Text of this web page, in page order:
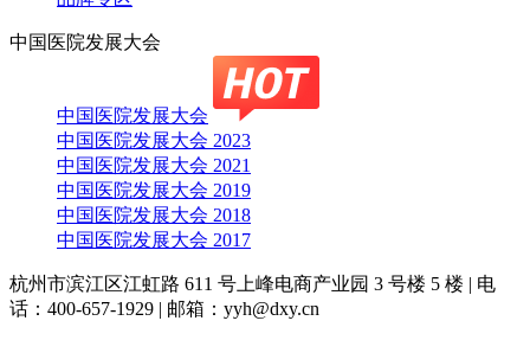
中国医院发展大会
中国医院发展大会
中国医院发展大会 2023
中国医院发展大会 2021
中国医院发展大会 2019
中国医院发展大会 2018
中国医院发展大会 2017
杭州市滨江区江虹路 611 号上峰电商产业园 3 号楼 5 楼 | 电
话：400-657-1929 | 邮箱：yyh@dxy.cn